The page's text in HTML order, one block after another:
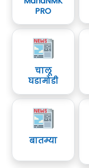
PRO
चालू
घडामोडी
बातम्या